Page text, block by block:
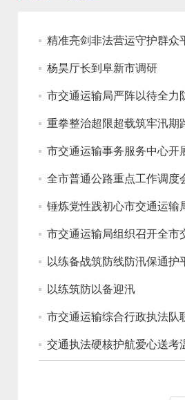
精准亮剑非法营运守护群众
杨昊厅长到阜新市调研
市交通运输局严阵以待全力
重拳整治超限超载筑牢汛期
市交通运输事务服务中心开
全市普通公路重点工作调度
锤炼党性践初心市交通运输
市交通运输局组织召开全市
以练备战筑防线防汛保通护
以练筑防以备迎汛
市交通运输综合行政执法队
交通执法硬核护航爱心送考